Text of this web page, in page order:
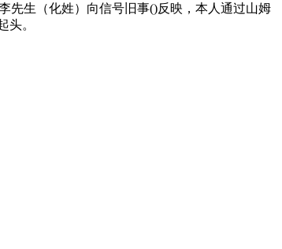
先生（化姓）向信号旧事()反映，本人通过山姆
头。